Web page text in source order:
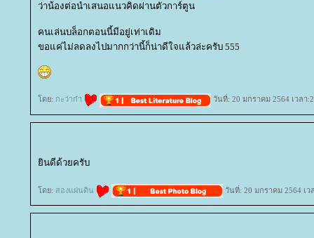
ว่าน้องต่อนำเสนอแนวคิดผ่านตัวการ์ตูน
คนเล่นบล็อกตอนนี้มีอยู่เท่าเดิม
ขอแค่ไม่ลดลงไปมากกว่านี้ก็น่าดีใจแล้วล่ะครับ 555
ดย: กะว่าก๋า วันที่: 20 มกราคม 2564 เวลา
ินดีด้วยครับ
ดย: สองแผ่นดิน วันที่: 20 มกราคม 2564 เว